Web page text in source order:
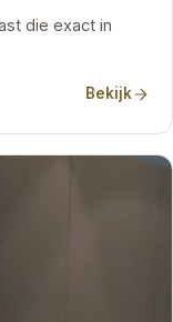
die exact in
Bekijk